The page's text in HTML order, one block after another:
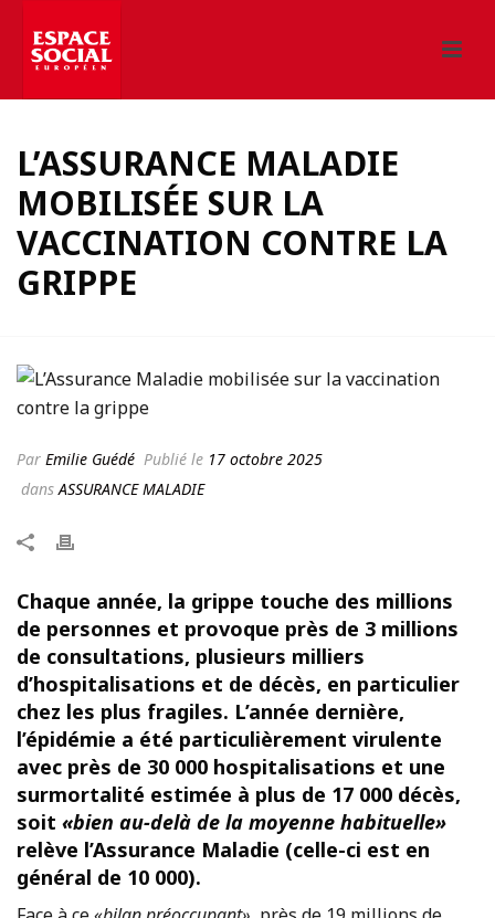
L’ASSURANCE MALADIE
MOBILISÉE SUR LA
VACCINATION CONTRE LA
GRIPPE
Par Emilie Guédé Publié le 17 octobre 2025
dansASSURANCE MALADIE
Chaque année, la grippe touche des millions
de personnes et provoque près de 3 millions
de consultations, plusieurs milliers
d’hospitalisations et de décès, en particulier
chez les plus fragiles. L’année dernière,
l’épidémie a été particulièrement virulente
avec près de 30 000 hospitalisations et une
surmortalité estimée à plus de 17 000 décès,
soit «bien au-delà de la moyenne habituelle»
relève l’Assurance Maladie (celle-ci est en
général de 10 000).